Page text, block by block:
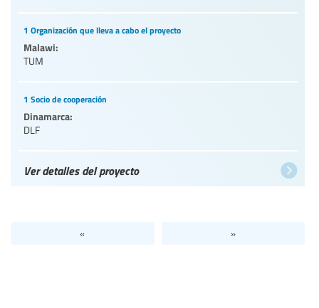
1 Organización que lleva a cabo el proyecto
Malawi:
TUM
1 Socio de cooperación
Dinamarca:
DLF
Ver detalles del proyecto
« »